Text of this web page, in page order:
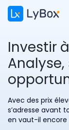
Investir à
Avec des prix
s’adresse avant
en vaut-il encore